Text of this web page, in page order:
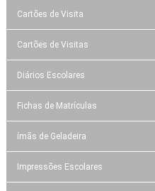
Cartões de Visita
Cartões de Visitas
Diários Escolares
Fichas de Matrículas
ímãs de Geladeira
Impressões Escolares